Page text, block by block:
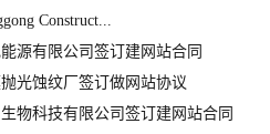
Construct...
源有限公司签订建网站合同
光蚀纹厂签订做网站协议
物科技有限公司签订建网站合同